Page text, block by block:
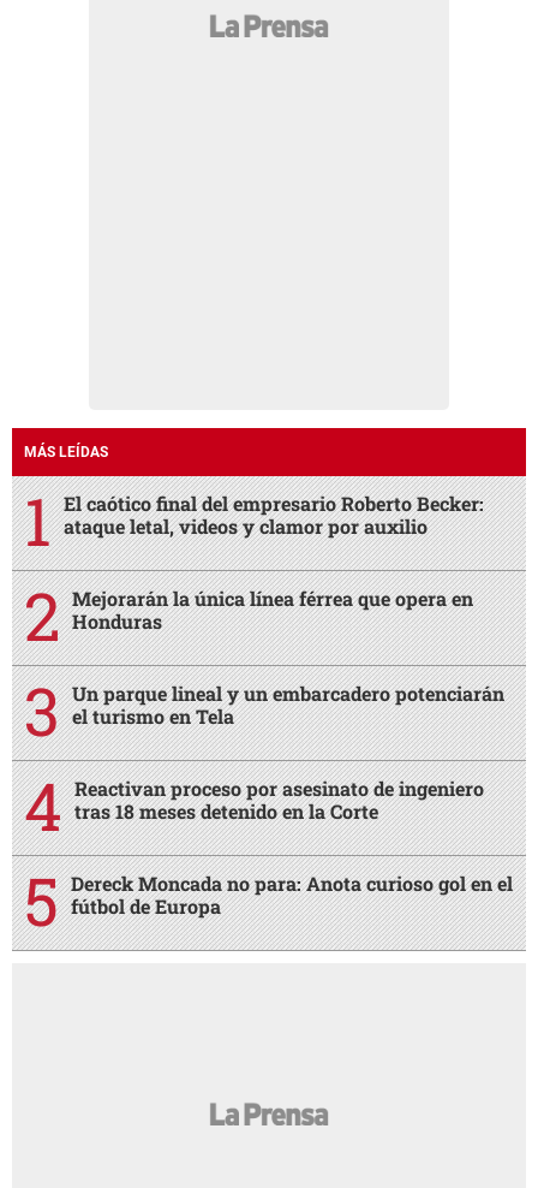
MÁS LEÍDAS
El caótico final del empresario Roberto Becker:
ataque letal, videos y clamor por auxilio
Mejorarán la única línea férrea que opera en
Honduras
Un parque lineal y un embarcadero potenciarán
el turismo en Tela
Reactivan proceso por asesinato de ingeniero
tras 18 meses detenido en la Corte
Dereck Moncada no para: Anota curioso gol en el
fútbol de Europa